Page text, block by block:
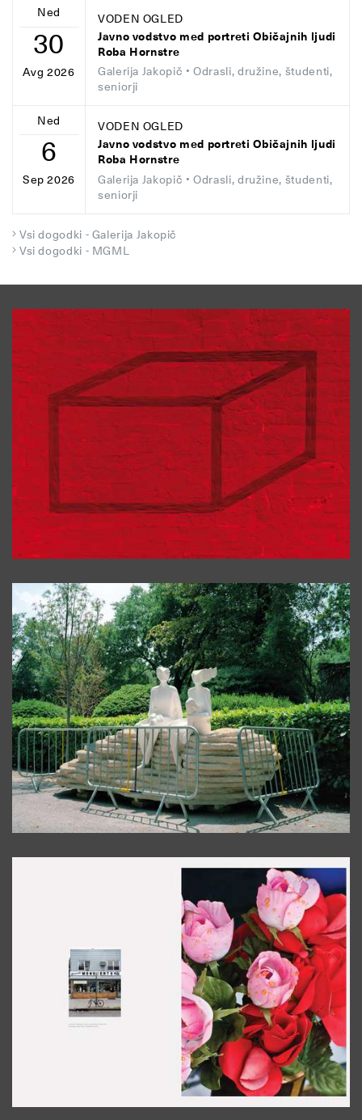
Ned
30
Avg 2026
VODEN OGLED
Javno vodstvo med portreti Običajnih ljudi
Roba Hornstre
Galerija Jakopič • Odrasli, družine, študenti,
seniorji
Ned
6
Sep 2026
VODEN OGLED
Javno vodstvo med portreti Običajnih ljudi
Roba Hornstre
Galerija Jakopič • Odrasli, družine, študenti,
seniorji
Vsi dogodki - Galerija Jakopič
Vsi dogodki - MGML